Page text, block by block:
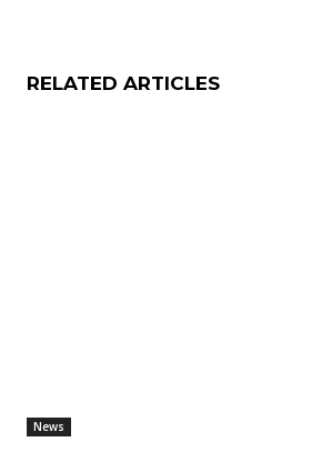
RELATED ARTICLES
News